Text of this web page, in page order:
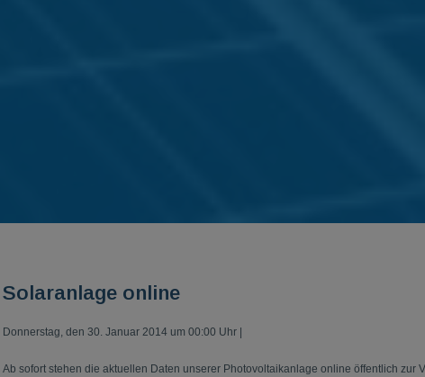
Solaranlage online
Donnerstag, den 30. Januar 2014 um 00:00 Uhr |
Ab sofort stehen die aktuellen Daten unserer Photovoltaikanlage online öffentlich zur